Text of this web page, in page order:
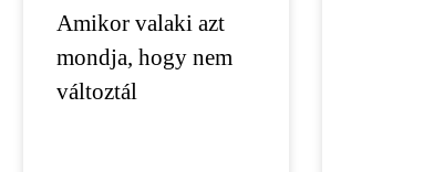
Amikor valaki azt
mondja, hogy nem
változtál